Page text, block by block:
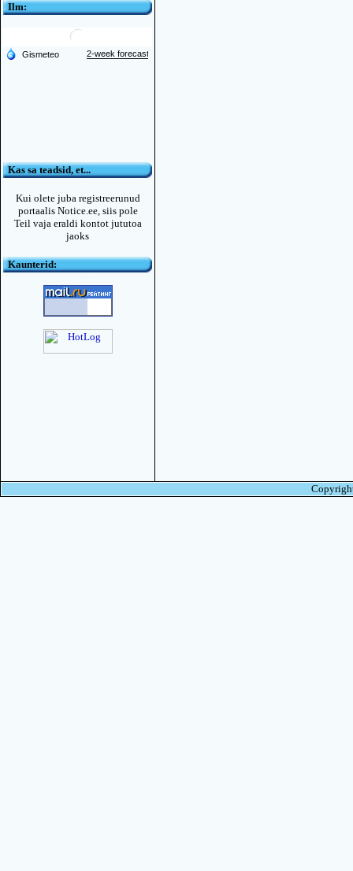
Ilm:
Kas sa teadsid, et...
Kui olete juba registreerunud
portaalis Notice.ee, siis pole
Teil vaja eraldi kontot jututoa
jaoks
Kaunterid: